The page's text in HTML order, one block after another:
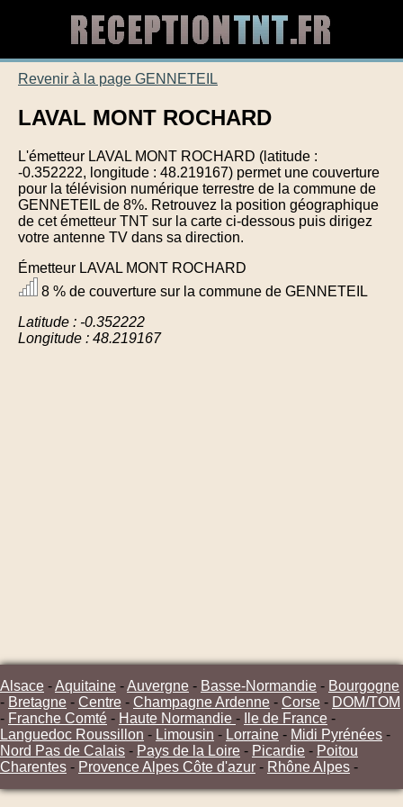
Revenir à la page GENNETEIL
LAVAL MONT ROCHARD
L'émetteur LAVAL MONT ROCHARD (latitude :
-0.352222, longitude : 48.219167) permet une couverture
pour la télévision numérique terrestre de la commune de
GENNETEIL de 8%. Retrouvez la position géographique
de cet émetteur TNT sur la carte ci-dessous puis dirigez
votre antenne TV dans sa direction.
Émetteur LAVAL MONT ROCHARD
8 % de couverture sur la commune de GENNETEIL
Latitude : -0.352222
Longitude : 48.219167
Alsace -Aquitaine -Auvergne - Basse-Normandie - Bourgogne
- Bretagne - Centre - Champagne Ardenne - Corse - DOM/TOM
- Franche Comté - Haute Normandie - Ile de France -
Languedoc Roussillon - Limousin - Lorraine - Midi Pyrénées -
Nord Pas de Calais - Pays de la Loire - Picardie - Poitou
Charentes - Provence Alpes Côte d'azur - Rhône Alpes -